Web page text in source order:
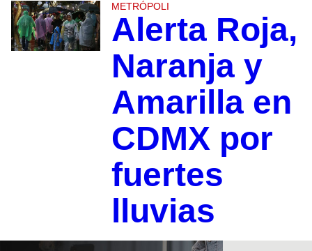
METRÓPOLI
Alerta Roja,
Naranja y
Amarilla en
CDMX por
fuertes
lluvias